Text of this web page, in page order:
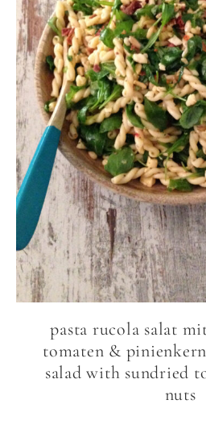
pasta rucola salat
tomaten &
salad with sundried
nuts